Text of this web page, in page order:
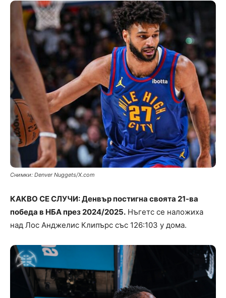
Снимки: Denver Nuggets/X.com
КАКВО СЕ СЛУЧИ: Денвър постигна своята 21-ва
победа в НБА през 2024/2025. Нъгетс се наложиха
над Лос Анджелис Клипърс със 126:103 у дома.